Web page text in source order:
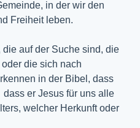
in der wir den
Freiheit leben.
auf der Suche sind, die
die sich nach
in der Bibel, dass
er Jesus für uns alle
welcher Herkunft oder